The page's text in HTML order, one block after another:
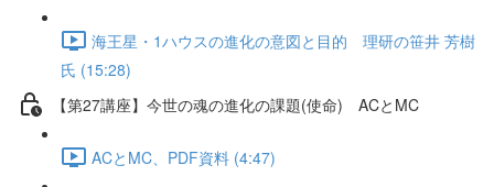
海王星・1ハウスの進化の意図と目的 理研の笹井 芳樹
氏 (15:28)
【第27講座】今世の魂の進化の課題(使命) ACとMC
ACとMC、PDF資料 (4:47)